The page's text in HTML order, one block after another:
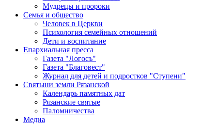
Мудрецы и пророки
Семья и общество
Человек в Церкви
Психология семейных отношений
Дети и воспитание
Епархиальная пресса
Газета "Логосъ"
Газета "Благовест"
Журнал для детей и подростков "Ступени"
Святыни земли Рязанской
Календарь памятных дат
Рязанские святые
Паломничества
Медиа